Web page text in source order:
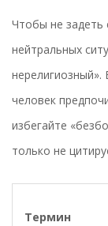
Чтобы не задеть
нейтральных
нерелигиозный».
человек
избегайте
только не
Термин